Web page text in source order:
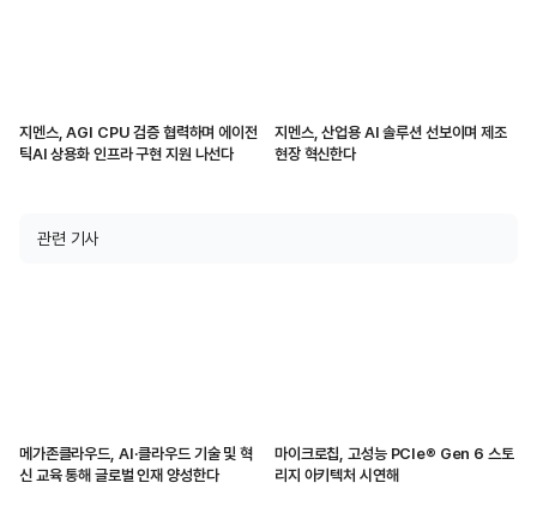
지멘스, AGI CPU 검증 협력하며 에이전
틱AI 상용화 인프라 구현 지원 나선다
지멘스, 산업용 AI 솔루션 선보이며 제조
현장 혁신한다
관련 기사
메가존클라우드, AI·클라우드 기술 및 혁
신 교육 통해 글로벌 인재 양성한다
마이크로칩, 고성능 PCIe® Gen 6 스토
리지 아키텍처 시연해